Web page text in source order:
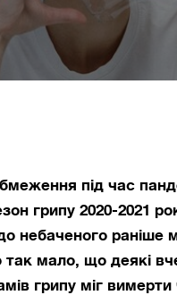
під час
грипу 2020-2021
небаченого раніше
мало, що деякі
грипу міг